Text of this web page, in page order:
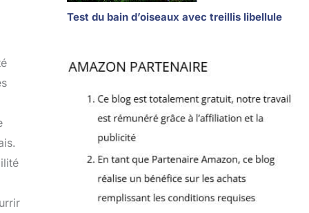
Test du bain d’oiseaux avec treillis libellule